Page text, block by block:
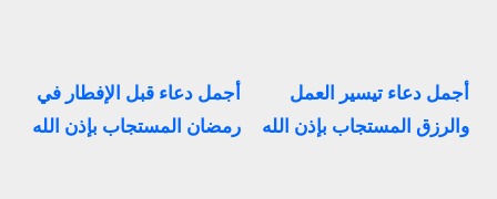
أجمل دعاء تيسير العمل
والرزق المستجاب بإذن الله
أجمل دعاء قبل الإفطار في
رمضان المستجاب بإذن الله